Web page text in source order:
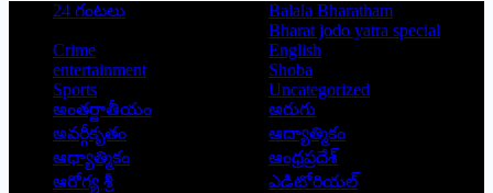
24 గంటలు
Balala Bharatham
Bharat jodo yatra special
Crime
English
entertainment
Shoba
Sports
Uncategorized
అంతర్జాతీయం
అరుగు
అవర్గీకృతం
ఆద్యాత్మికం
ఆధ్యాత్మికం
ఆంధ్రప్రదేశ్
ఆరోగ్య శ్రీ
ఎడిటోరియల్